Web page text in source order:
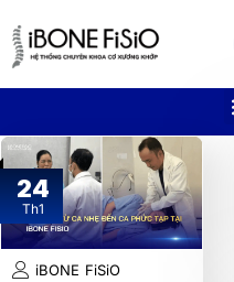
24
Th1
iBONE FiSiO